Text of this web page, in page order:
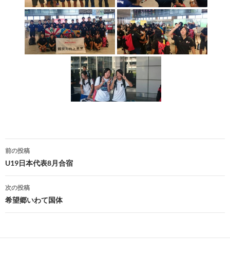
投
稿
ナ
ゲ
前の投稿
U19日本代表8月合宿
次の投稿
希望郷いわて国体